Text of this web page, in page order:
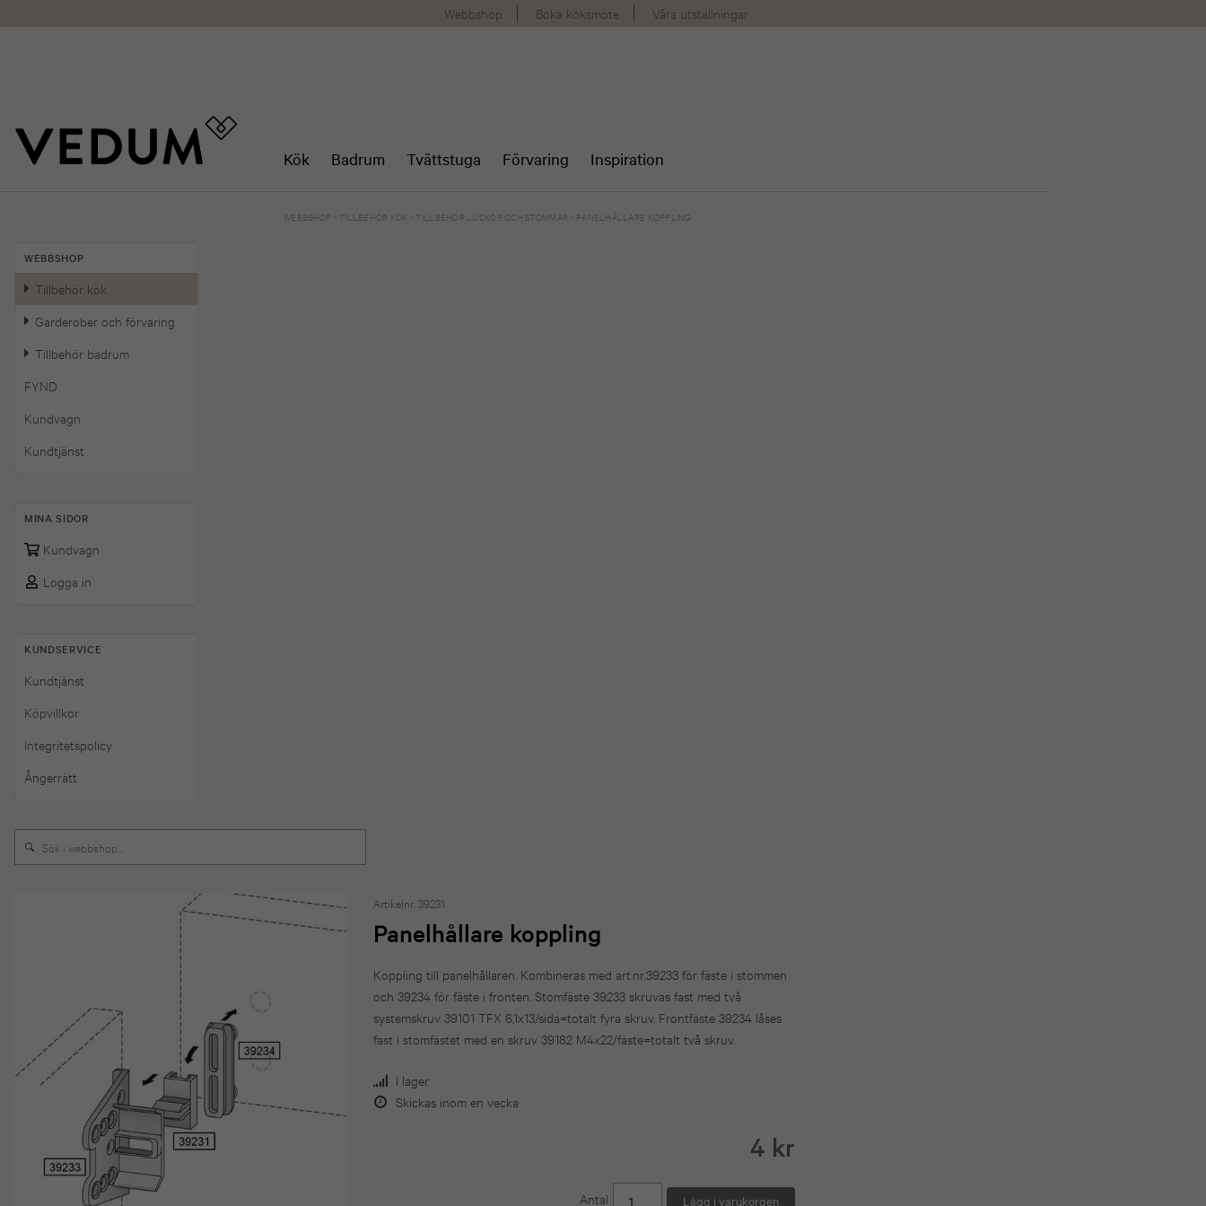
Webbshop Boka köksmöte Våra utställningar
Kök Badrum Tvättstuga Förvaring Inspiration
WEBBSHOP >TILLBEHÖR KÖK >TILLBEHÖR LUCKOR OCH STOMMAR PANELHÅLLARE KOPPLING
WEBBSHOP
Tillbehör kök
Garderober och förvaring
Tillbehör badrum
FYND
Kundvagn
Kundtjänst
MINA SIDOR
Kundvagn
Logga in
KUNDSERVICE
Kundtjänst
Köpvillkor
Integritetspolicy
Ångerrätt
Artikelnr. 39231
Panelhållare koppling
Koppling till panelhållaren. Kombineras med art.nr.39233 för fäste i stommen
och 39234 för fäste i fronten. Stomfäste 39233 skruvas fast med två
systemskruv 39101 TFX 6,1x13/sida=totalt fyra skruv. Frontfäste 39234 låses
fast i stomfästet med en skruv 39182 M4x22/fäste=totalt två skruv.
I lager
Skickas inom en vecka
4 kr
Antal